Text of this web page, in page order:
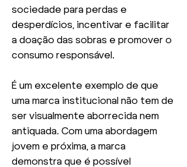
sociedade para perdas e
desperdícios, incentivar e facilitar
a doação das sobras e promover o
consumo responsável.
É um excelente exemplo de que
uma marca institucional não tem de
ser visualmente aborrecida nem
antiquada. Com uma abordagem
jovem e próxima, a marca
demonstra que é possível